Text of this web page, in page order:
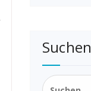
Suchen
Suchen